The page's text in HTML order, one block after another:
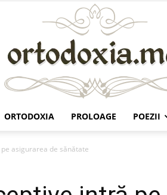
ORTODOXIA PROLOAGE POEZII
asigurarea de sănătate